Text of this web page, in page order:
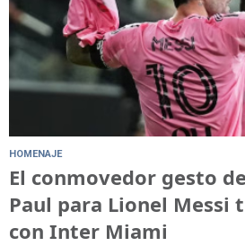
HOMENAJE
El conmovedor gesto
Paul para Lionel Messi
con Inter Miami